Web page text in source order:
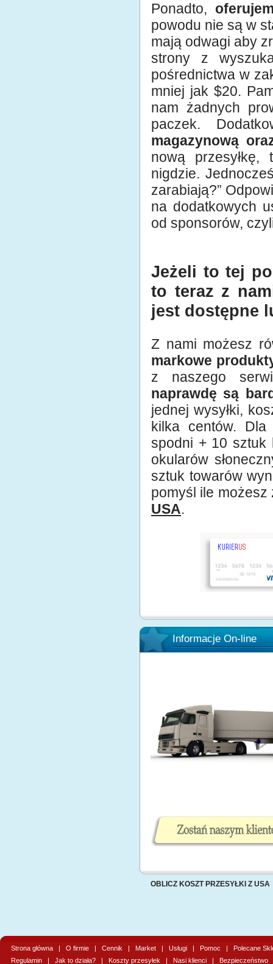
Ponadto,
powodu nie są w
mają odwagi aby
strony z
pośrednictwa w
mniej jak $20.
nam żadnych
paczek.
magazynową
nową
nigdzie.
zarabiają?”
na dodatkowych
od sponsorów,
Jeżeli to tej
to teraz z
jest dostępne
Z nami możesz
markowe
z naszego
naprawdę są
jednej wysyłki,
kilka centów. Dla
spodni + 10
okularów
sztuk towarów
pomyśl ile
USA.
Informacje On-line
OBLICZ KOSZT PRZESYŁKI Z USA
Strona główna | O firmie | Cennik | Market | Usługi | Pomoc | Polecane
Regulamin | Jak to działa? | Koszty przesyłek | Nasi klienci | Bezpieczeństwo